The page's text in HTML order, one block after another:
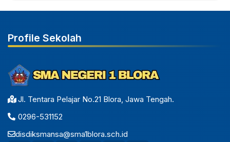
Profile Sekolah
Jl. Tentara Pelajar No.21 Blora, Jawa Tengah.
0296-531152
disdiksmansa@sma1blora.sch.id